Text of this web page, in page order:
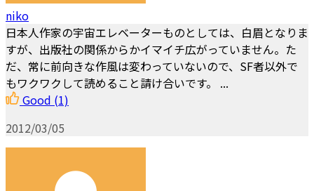
niko
日本人作家の宇宙エレベーターものとしては、白眉となりま
すが、出版社の関係からかイマイチ広がっていません。た
だ、常に前向きな作風は変わっていないので、SF者以外で
もワクワクして読めること請け合いです。 ...
Good (1)
2012/03/05